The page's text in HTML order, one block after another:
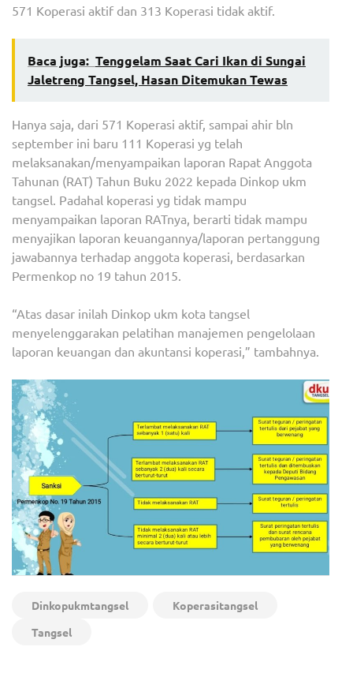
571 Koperasi aktif dan 313 Koperasi tidak aktif.
Baca juga: Tenggelam Saat Cari Ikan di Sungai
Jaletreng Tangsel, Hasan Ditemukan Tewas
Hanya saja, dari 571 Koperasi aktif, sampai ahir bln
september ini baru 111 Koperasi yg telah
melaksanakan/menyampaikan laporan Rapat Anggota
Tahunan (RAT) Tahun Buku 2022 kepada Dinkop ukm
tangsel. Padahal koperasi yg tidak mampu
menyampaikan laporan RATnya, berarti tidak mampu
menyajikan laporan keuangannya/laporan pertanggung
jawabannya terhadap anggota koperasi, berdasarkan
Permenkop no 19 tahun 2015.
“Atas dasar inilah Dinkop ukm kota tangsel
menyelenggarakan pelatihan manajemen pengelolaan
laporan keuangan dan akuntansi koperasi,” tambahnya.
Dinkopukmtangsel
Koperasitangsel
Tangsel